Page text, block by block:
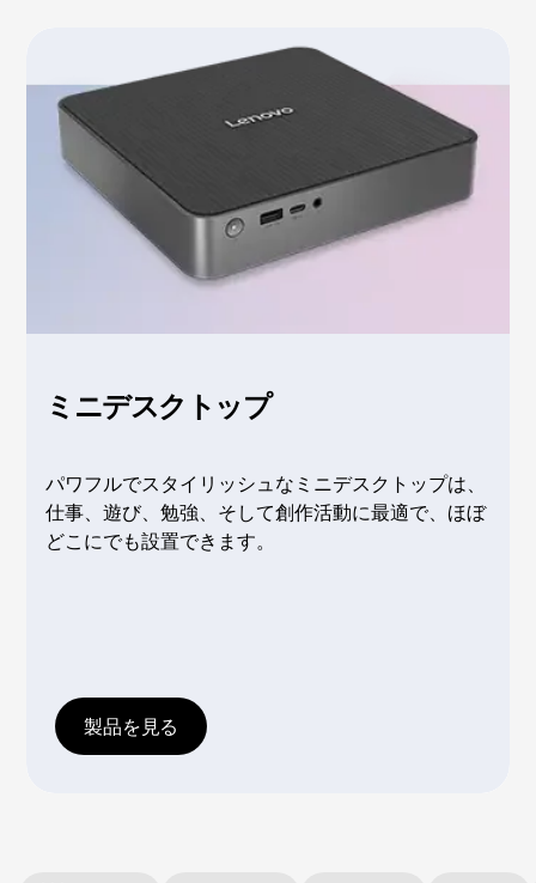
・
ミニデスクトップ
パワフルでスタイリッシュなミニデスクトップは、
仕事、遊び、勉強、そして創作活動に最適で、ほぼ
どこにでも設置できます。
製品を見る